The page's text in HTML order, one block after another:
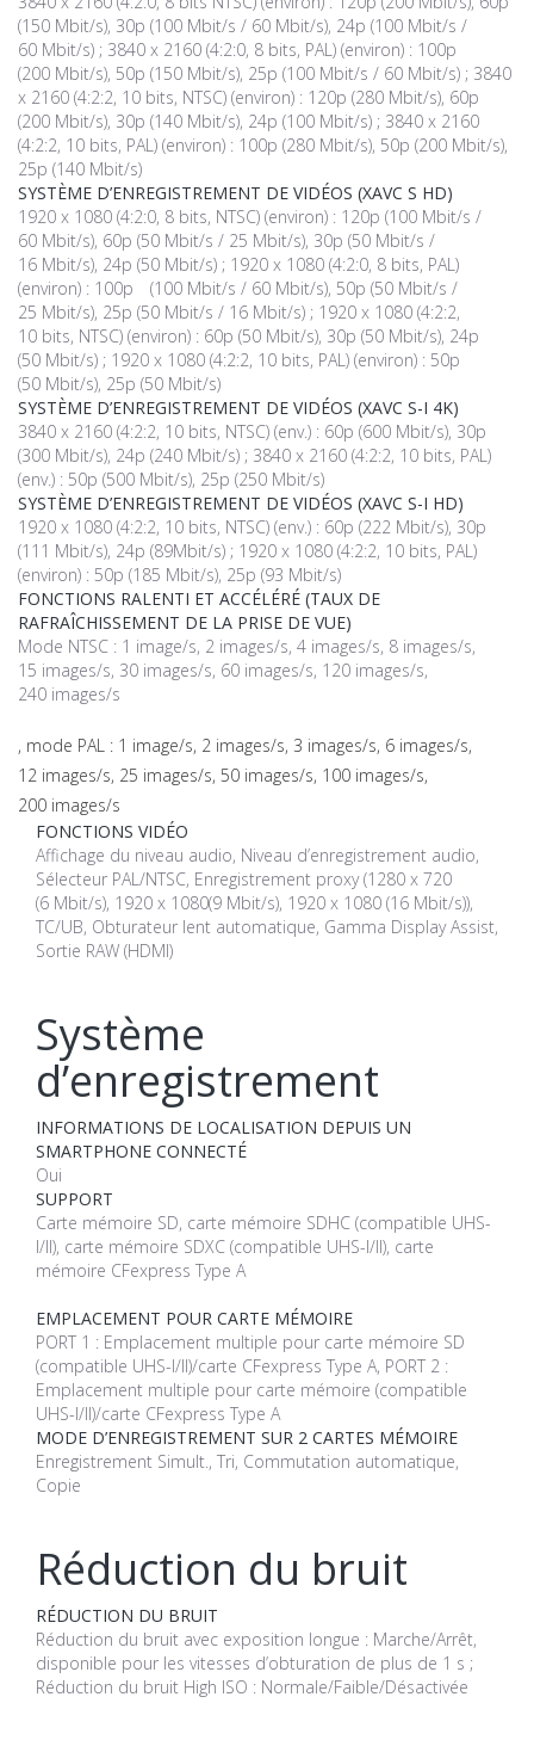
(150 Mbit/s), 30p (100 Mbit/s / 60 Mbit/s), 24p (100 Mbit/s /
60 Mbit/s) ; 3840 x 2160 (4:2:0, 8 bits, PAL) (environ) : 100p
(200 Mbit/s), 50p (150 Mbit/s), 25p (100 Mbit/s / 60 Mbit/s) ; 3840
x 2160 (4:2:2, 10 bits, NTSC) (environ) : 120p (280 Mbit/s), 60p
(200 Mbit/s), 30p (140 Mbit/s), 24p (100 Mbit/s) ; 3840 x 2160
(4:2:2, 10 bits, PAL) (environ) : 100p (280 Mbit/s), 50p (200 Mbit/s),
25p (140 Mbit/s)
SYSTÈME D’ENREGISTREMENT DE VIDÉOS (XAVC S HD)
1920 x 1080 (4:2:0, 8 bits, NTSC) (environ) : 120p (100 Mbit/s /
60 Mbit/s), 60p (50 Mbit/s / 25 Mbit/s), 30p (50 Mbit/s /
16 Mbit/s), 24p (50 Mbit/s) ; 1920 x 1080 (4:2:0, 8 bits, PAL)
(environ) : 100p (100 Mbit/s / 60 Mbit/s), 50p (50 Mbit/s /
25 Mbit/s), 25p (50 Mbit/s / 16 Mbit/s) ; 1920 x 1080 (4:2:2,
10 bits, NTSC) (environ) : 60p (50 Mbit/s), 30p (50 Mbit/s), 24p
(50 Mbit/s) ; 1920 x 1080 (4:2:2, 10 bits, PAL) (environ) : 50p
(50 Mbit/s), 25p (50 Mbit/s)
SYSTÈME D’ENREGISTREMENT DE VIDÉOS (XAVC S-I 4K)
3840 x 2160 (4:2:2, 10 bits, NTSC) (env.) : 60p (600 Mbit/s), 30p
(300 Mbit/s), 24p (240 Mbit/s) ; 3840 x 2160 (4:2:2, 10 bits, PAL)
(env.) : 50p (500 Mbit/s), 25p (250 Mbit/s)
SYSTÈME D’ENREGISTREMENT DE VIDÉOS (XAVC S-I HD)
1920 x 1080 (4:2:2, 10 bits, NTSC) (env.) : 60p (222 Mbit/s), 30p
(111 Mbit/s), 24p (89Mbit/s) ; 1920 x 1080 (4:2:2, 10 bits, PAL)
(environ) : 50p (185 Mbit/s), 25p (93 Mbit/s)
FONCTIONS RALENTI ET ACCÉLÉRÉ (TAUX DE
RAFRAÎCHISSEMENT DE LA PRISE DE VUE)
Mode NTSC : 1 image/s, 2 images/s, 4 images/s, 8 images/s,
15 images/s, 30 images/s, 60 images/s, 120 images/s,
240 images/s
, mode PAL : 1 image/s, 2 images/s, 3 images/s, 6 images/s,
12 images/s, 25 images/s, 50 images/s, 100 images/s,
200 images/s
FONCTIONS VIDÉO
Affichage du niveau audio, Niveau d’enregistrement audio,
Sélecteur PAL/NTSC, Enregistrement proxy (1280 x 720
(6 Mbit/s), 1920 x 1080(9 Mbit/s), 1920 x 1080 (16 Mbit/s)),
TC/UB, Obturateur lent automatique, Gamma Display Assist,
Sortie RAW (HDMI)
Système
d’enregistrement
INFORMATIONS DE LOCALISATION DEPUIS UN
SMARTPHONE CONNECTÉ
Oui
SUPPORT
Carte mémoire SD, carte mémoire SDHC (compatible UHS-
I/II), carte mémoire SDXC (compatible UHS-I/II), carte
mémoire CFexpress Type A
EMPLACEMENT POUR CARTE MÉMOIRE
PORT 1 : Emplacement multiple pour carte mémoire SD
(compatible UHS-I/II)/carte CFexpress Type A, PORT 2 :
Emplacement multiple pour carte mémoire (compatible
UHS-I/II)/carte CFexpress Type A
MODE D’ENREGISTREMENT SUR 2 CARTES MÉMOIRE
Enregistrement Simult., Tri, Commutation automatique,
Copie
Réduction du bruit
RÉDUCTION DU BRUIT
Réduction du bruit avec exposition longue : Marche/Arrêt,
disponible pour les vitesses d’obturation de plus de 1 s ;
Réduction du bruit High ISO : Normale/Faible/Désactivée